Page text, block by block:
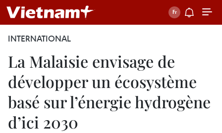
INTERNATIONAL
La Malaisie envisage de
développer un écosystème
basé sur l’énergie hydrogène
d’ici 2030